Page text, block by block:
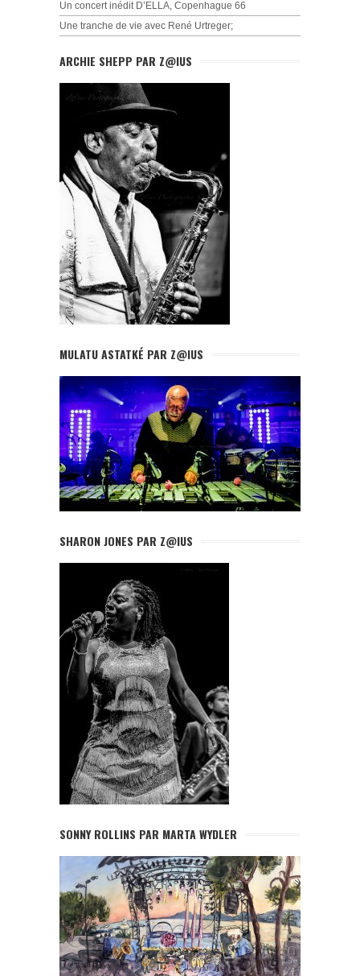
Un concert inédit D’ELLA, Copenhague 66
Une tranche de vie avec René Urtreger;
ARCHIE SHEPP PAR Z@IUS
MULATU ASTATKÉ PAR Z@IUS
SHARON JONES PAR Z@IUS
SONNY ROLLINS PAR MARTA WYDLER